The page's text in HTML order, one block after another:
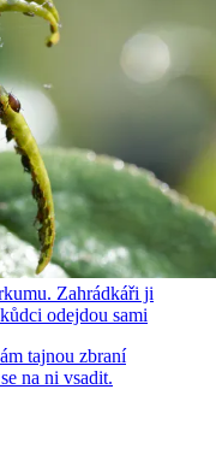
Zahrádkáři ji
odejdou sami
tajnou zbraní
na ni vsadit.